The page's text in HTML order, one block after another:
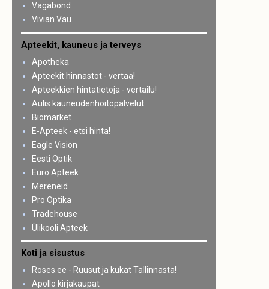
Vagabond
Vivian Vau
Apteekit, kauneus ja terveys
Apotheka
Apteekit hinnastot - vertaa!
Apteekkien hintatietoja - vertailu!
Aulis kauneudenhoitopalvelut
Biomarket
E-Apteek - etsi hinta!
Eagle Vision
Eesti Optik
Euro Apteek
Mereneid
Pro Optika
Tradehouse
Ülikooli Apteek
Koti ja sisustus
Roses.ee - Ruusut ja kukat Tallinnasta!
Apollo kirjakaupat